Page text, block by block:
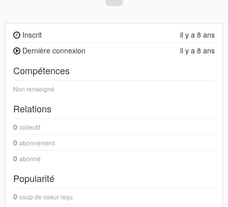
il y a 8 ans
Inscrit
il y a 8 ans
Dernière connexion
Compétences
Non renseigné
Relations
0 collectif
0 abonnement
0 abonné
Popularité
0 coup de coeur reçu